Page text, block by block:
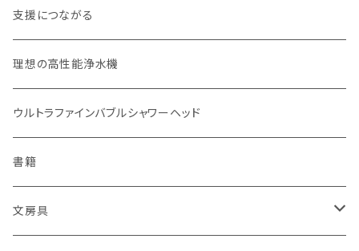
お弁当箱
無塗装カトラリー
マイボトル
Ecoffee Cup（環境にやさしい竹素材）
stojo(折り畳めて何度でも使用できるコーヒーカップ)
分づき米（定期便）
玄米（1回購入）
白米（1回購入）
分づき米（1回購入）
ヘアケア
スキンケア
リップバーム
国産シャンプーバー・コンディショナーバー
国産シャンプーバー・コンディショナーバー
オーラルケア
生分解性ソープ類・せっけん
アメニティー・バス用品
天然素材のブラシ、掃除道具
支援につながる
理想の高性能浄水機
ウルトラファインバブルシャワーヘッド
書籍
文房具